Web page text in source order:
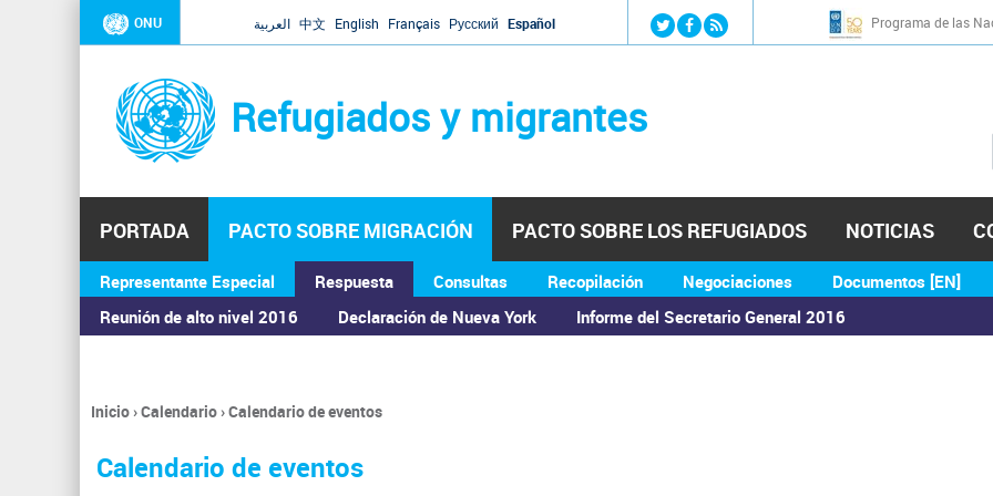
Jump to navigation
ONU العربية 中文 English Français Русский Español Programa de las
Refugiados y migrantes
PORTADA PACTO SOBRE MIGRACIÓN
Representante Especial
Respuesta
Reunión de alto nivel 2016
Declaración de Nueva York Informe del Secretario General 2016
Consultas Recopilación Negociaciones Documentos [EN]
PACTO SOBRE LOS REFUGIADOS NOTICIAS
ASAMBLEA GENERAL
Se
encuentra
usted
Inicio›Calendario›Calendario de eventos
Calendario de eventos